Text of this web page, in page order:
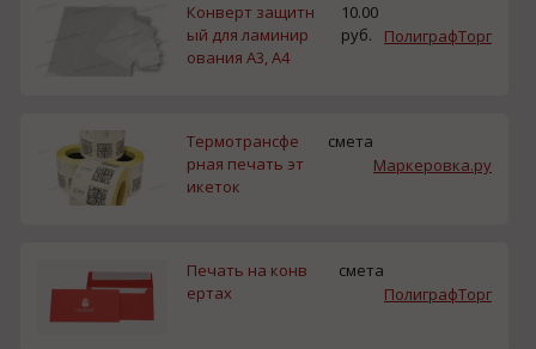
Конверт защитн
ый для ламинир
ования A3, А4
10.00
руб.
ПолиграфТорг
Термотрансфе
рная печать эт
икеток
смета
Маркеровка.ру
Печать на конв
ертах
смета
ПолиграфТорг